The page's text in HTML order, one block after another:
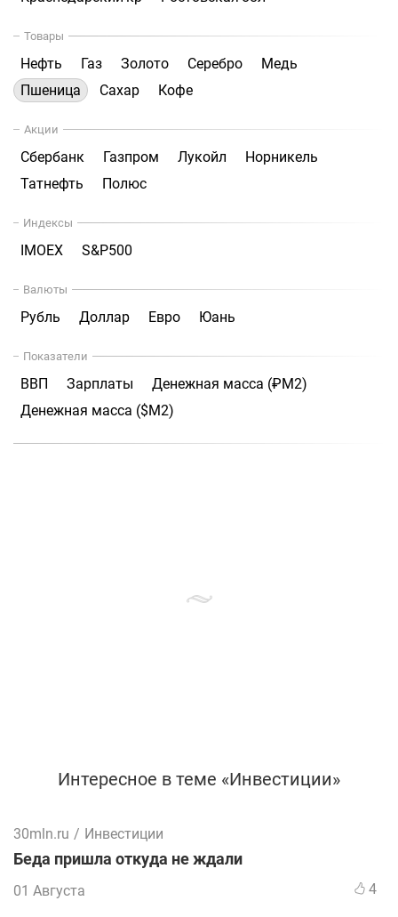
Товары
Нефть Газ Золото Серебро
Медь
Пшеница
Сахар Кофе
Акции
Сбербанк Газпром Лукойл
Норникель
Татнефть
Полюс
Индексы
IMOEX S&P500
Валюты
Рубль Доллар Евро Юань
Показатели
ВВП Зарплаты
Денежная масса (₽М2)
Денежная масса ($М2)
Интересное в теме «Инвестиции»
30mln.ru / Инвестиции
Беда пришла откуда не ждали
01 Августа 4